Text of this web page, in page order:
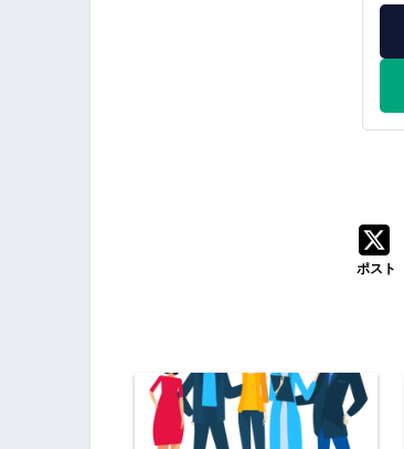
ポスト